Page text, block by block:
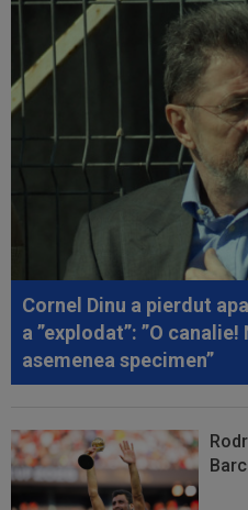
00:19 Jovo Lukic e în fața
Ilie
Becali, după decizia de la
Micael Leandro a
împușcat în timpul meciului
Surpriza serii în
pentru oaspeți în turul trei...
Cornel Dinu a pierdut
a ”explodat”: ”O
asemenea specimen”